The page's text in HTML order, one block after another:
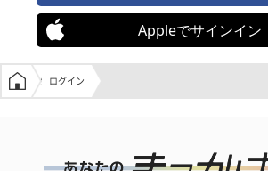
Appleでサインイン
学生の窓口トップ
ログイン